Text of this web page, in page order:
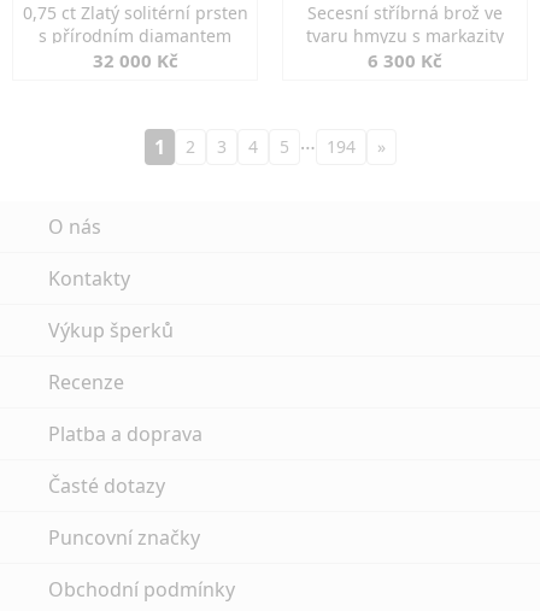
0,75 ct Zlatý solitérní prsten
s přírodním diamantem
32 000 Kč
Secesní stříbrná brož ve
tvaru hmyzu s markazity
6 300 Kč
1 2 3 4 5 … 194 »
O nás
Kontakty
Výkup šperků
Recenze
Platba a doprava
Časté dotazy
Puncovní značky
Obchodní podmínky